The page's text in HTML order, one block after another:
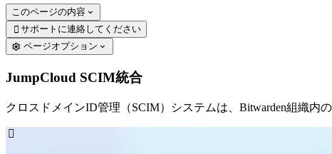
このページの内容
 サポートに連絡してください
ページオプション
JumpCloud SCIM統合
クロスドメインID管理（SCIM）システムは、Bitwarden組織内
